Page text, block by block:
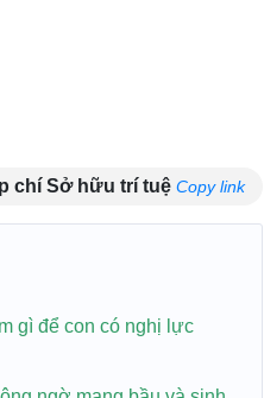
chí Sở hữu trí tuệ Copy link
gì để con có nghị lực